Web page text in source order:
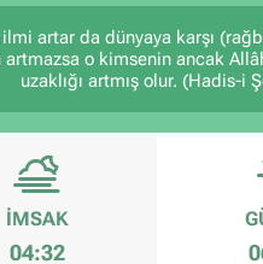
artar da dünyaya karşı
artmazsa o kimsenin ancak
uzaklığı artmış olur. (Hadis-i
İMSAK
04:32
Arşivi